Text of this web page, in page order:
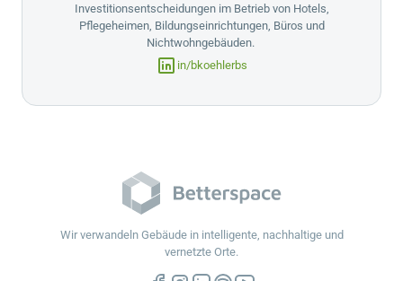
Investitionsentscheidungen im Betrieb von Hotels,
Pflegeheimen, Bildungseinrichtungen, Büros und
Nichtwohngebäuden.
in/bkoehlerbs
Wir verwandeln Gebäude in intelligente, nachhaltige und
vernetzte Orte.